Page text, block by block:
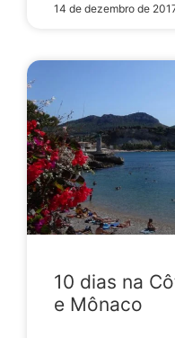
14 de dezembro de
10 dias na
e Mônaco